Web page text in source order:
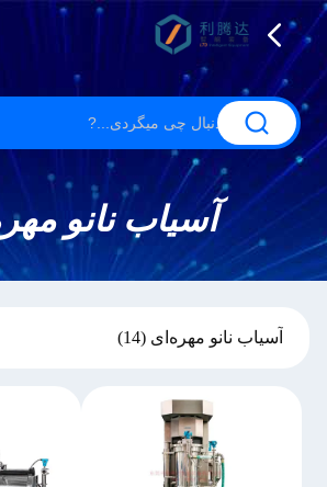
آسیاب نانو
آسیاب نانو مهره‌ای (14)